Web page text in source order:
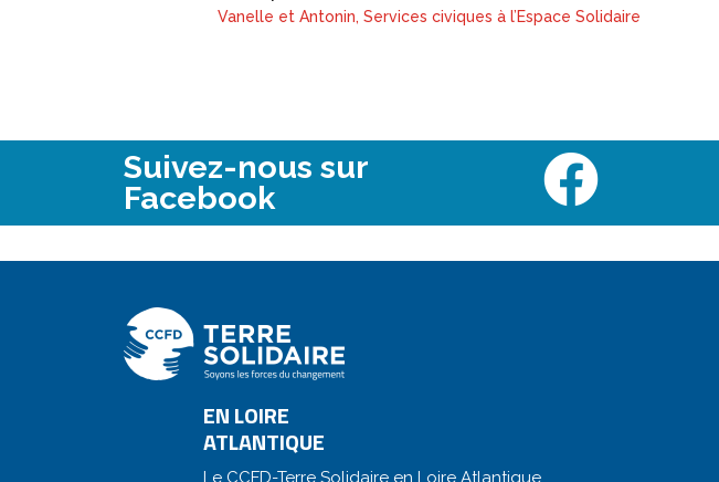
Vanelle et Antonin, Services civiques à l’Espace Solidaire
Suivez-nous sur
Facebook
EN LOIRE
ATLANTIQUE
Le CCFD-Terre Solidaire en Loire Atlantique